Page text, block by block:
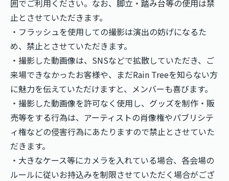
囲でご利用ください。なお、脚立・踏み台等の使用は禁
止とさせていただきます。
・フラッシュを使用しての撮影は演出の妨げになるた
め、禁止とさせていただきます。
・撮影した動画像は、SNSなどで拡散していただき、ご
来場できなかったお客様や、まだRain Treeを知らない方
に魅力を伝えていただけますと、メンバーも喜びます。
・撮影した動画像を許可なく使用し、グッズを制作・販
売等をする行為は、アーティストの肖像権やパブリシテ
ィ権などの侵害行為にあたりますので禁止とさせていた
だきます。
・大きなケース等にカメラを入れている場合、各会場の
ルールに従いお持込みを制限させていただく場合がござ